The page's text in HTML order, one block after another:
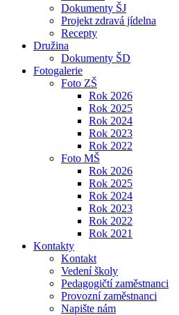
Dokumenty ŠJ
Projekt zdravá jídelna
Recepty
Družina
Dokumenty ŠD
Fotogalerie
Foto ZŠ
Rok 2026
Rok 2025
Rok 2024
Rok 2023
Rok 2022
Foto MŠ
Rok 2026
Rok 2025
Rok 2024
Rok 2023
Rok 2022
Rok 2021
Kontakty
Kontakt
Vedení školy
Pedagogičtí zaměstnanci
Provozní zaměstnanci
Napište nám